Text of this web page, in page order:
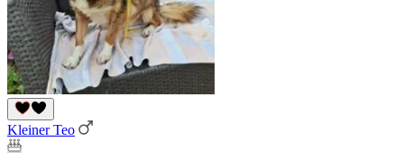
Kleiner Teo